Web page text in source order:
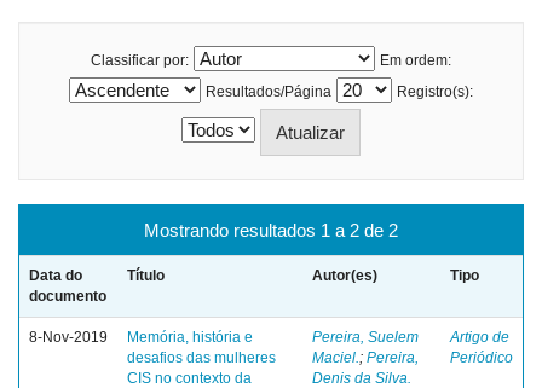
Classificar por:
Em ordem:
Resultados/Página
Registro(s):
Mostrando resultados 1 a 2 de 2
Data do
documento
Título Autor(es) Tipo
8-Nov-2019
Memória, história e
desafios das mulheres
CIS no contexto da
Pereira, Suelem
Maciel. ; Pereira,
Denis da Silva.
Artigo de
Periódico